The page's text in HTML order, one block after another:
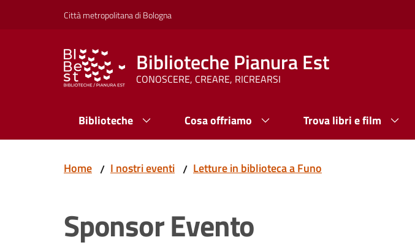
Vai al contenuto
Vai alla navigazioneCittà metropolitana di Bologna
Biblioteche Pianura Est
CONOSCERE, CREARE, RICREARSI
Biblioteche Cosa offriamo Trova libri e film
Home / I nostri eventi / Letture in biblioteca a Funo
Sponsor Evento